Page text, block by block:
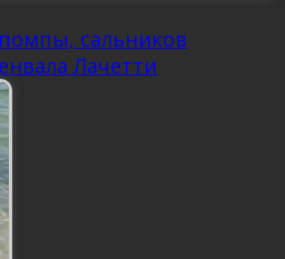
сальников
Лачетти